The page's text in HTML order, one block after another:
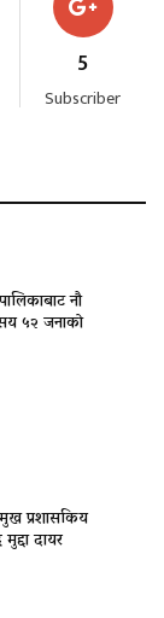
5
Subscriber
नौ
५२ जनाकाे
प्रशासकिय
दायर